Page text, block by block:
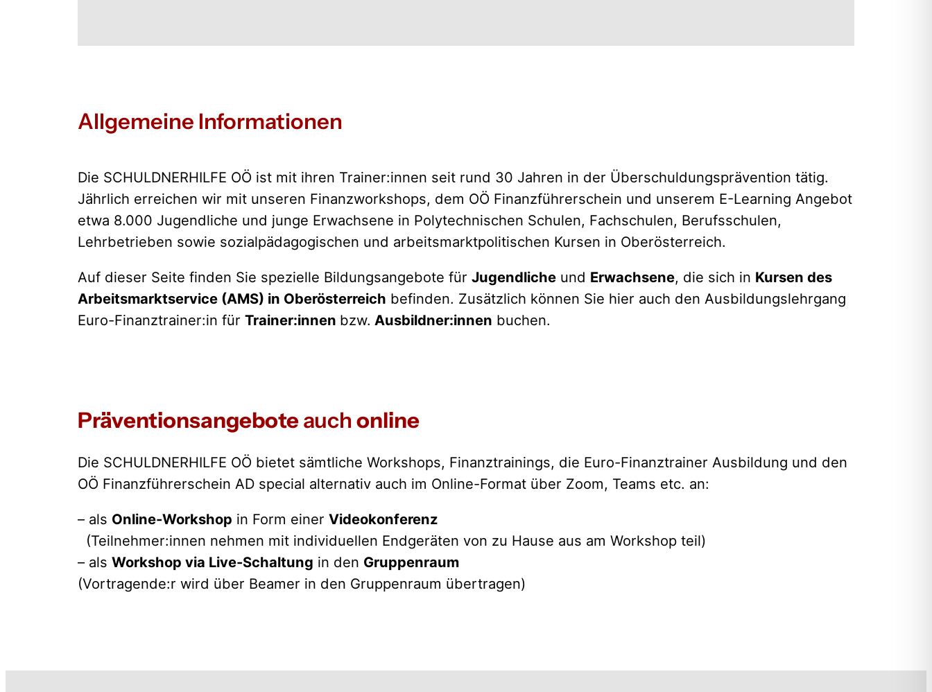
Allgemeine Informationen
Die SCHULDNERHILFE OÖ ist mit ihren Trainer:innen seit rund 30 Jahren in der Überschuldungsprävention tätig.
Jährlich erreichen wir mit unseren Finanzworkshops, dem OÖ Finanzführerschein und unserem E-Learning Angebot
etwa 8.000 Jugendliche und junge Erwachsene in Polytechnischen Schulen, Fachschulen, Berufsschulen,
Lehrbetrieben sowie sozialpädagogischen und arbeitsmarktpolitischen Kursen in Oberösterreich.
Auf dieser Seite finden Sie spezielle Bildungsangebote für Jugendliche und Erwachsene, die sich in Kursen des
Arbeitsmarktservice (AMS) in Oberösterreich befinden. Zusätzlich können Sie hier auch den Ausbildungslehrgang
Euro-Finanztrainer:in für Trainer:innen bzw. Ausbildner:innen buchen.
Präventionsangeboteauchonline
Die SCHULDNERHILFE OÖ bietet sämtliche Workshops, Finanztrainings, die Euro-Finanztrainer Ausbildung und den
OÖ Finanzführerschein AD special alternativ auch im Online-Format über Zoom, Teams etc. an:
– als Online-Workshop in Form einer Videokonferenz
(Teilnehmer:innen nehmen mit individuellen Endgeräten von zu Hause aus am Workshop teil)
– als Workshop via Live-Schaltung in den Gruppenraum
(Vortragende:r wird über Beamer in den Gruppenraum übertragen)